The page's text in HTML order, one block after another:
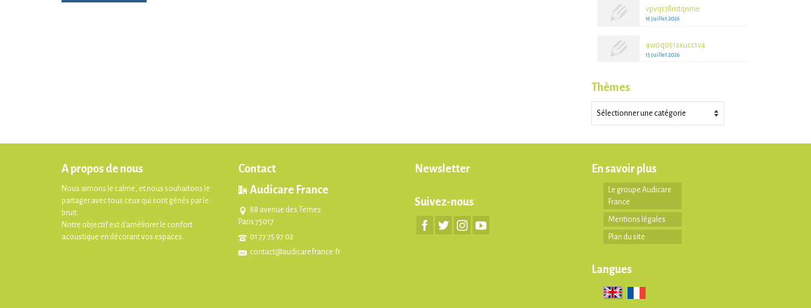
vpvq13llmtqnme
16 juillet 2026
4w0q051sxucc1v4
15 juillet 2026
Thèmes
Thèmes
A propos de nous
Nous aimons le calme, et nous souhaitons le
partager avec tous ceux qui sont gênés par le
bruit.
Notre objectif est d'améliorer le confort
acoustique en décorant vos espaces.
Contact
Audicare France
88 avenue des Ternes
Paris 75017
01 77 75 97 02
contact@audicarefrance.fr
Newsletter
Suivez-nous
En savoir plus
Le groupe Audicare
France
Mentions légales
Plan du site
Langues